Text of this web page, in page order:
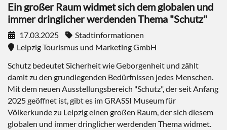
Ein großer Raum widmet sich dem globalen und
immer dringlicher werdenden Thema "Schutz"
17.03.2025
Stadtinformationen
Leipzig Tourismus und Marketing GmbH
Schutz bedeutet Sicherheit wie Geborgenheit und zählt
damit zu den grundlegenden Bedürfnissen jedes Menschen.
Mit dem neuen Ausstellungsbereich "Schutz", der seit Anfang
2025 geöffnet ist, gibt es im GRASSI Museum für
Völkerkunde zu Leipzig einen großen Raum, der sich diesem
globalen und immer dringlicher werdenden Thema widmet.